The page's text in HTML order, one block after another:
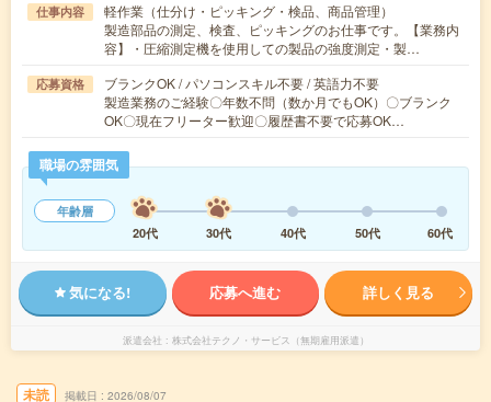
仕事内容
軽作業（仕分け・ピッキング・検品、商品管理）
製造部品の測定、検査、ピッキングのお仕事です。【業務内
容】・圧縮測定機を使用しての製品の強度測定・製…
応募資格
ブランクOK / パソコンスキル不要 / 英語力不要
製造業務のご経験〇年数不問（数か月でもOK）〇ブランク
OK〇現在フリーター歓迎〇履歴書不要で応募OK…
職場の雰囲気
年齢層
20代
30代 40代 50代 60代
気になる! 応募へ進む 詳しく見る
派遣会社 株式会社テクノ・サービス（無期雇用派遣）
未読 掲載日 2026/08/07